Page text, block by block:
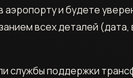
и будете
всех деталей
службы поддержки